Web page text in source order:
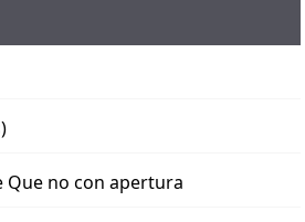
Que no con apertura